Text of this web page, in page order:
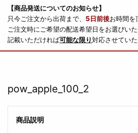
【商品発送についてのお知らせ】
只今ご注文から出荷まで、 5日前後お時間を
ご注文時にご希望の配送希望日をお選びい
記載いただければ可能な限り対応させていた
pow_apple_100_2
商品説明